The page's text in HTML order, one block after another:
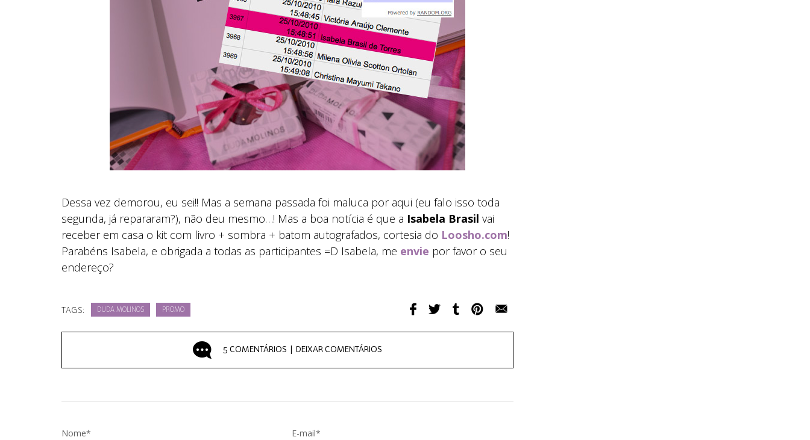
Dessa vez demorou, eu sei!! Mas a semana passada foi maluca por aqui (eu falo isso toda
segunda, já repararam?), não deu mesmo…! Mas a boa notícia é que a Isabela Brasil vai
receber em casa o kit com livro + sombra + batom autografados, cortesia do Loosho.com!
Parabéns Isabela, e obrigada a todas as participantes =D Isabela, me envie por favor o seu
endereço?
TAGS: DUDA MOLINOS PROMO
5 COMENTÁRIOS | DEIXAR COMENTÁRIOS
Nome* E-mail*